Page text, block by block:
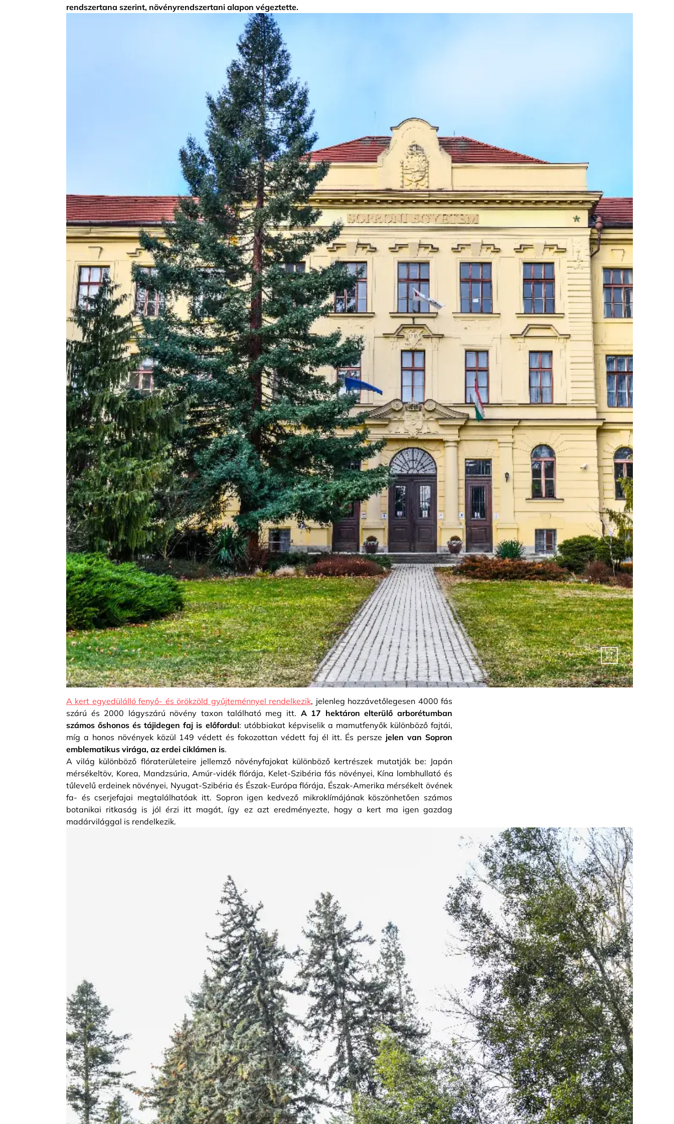
rendszertana szerint, növényrendszertani alapon végeztette.
A kert egyedülálló fenyő- és örökzöld gyűjteménnyel rendelkezik, jelenleg hozzávetőlegesen 4000 fás
szárú és 2000 lágyszárú növény taxon található meg itt. A 17 hektáron elterülő arborétumban
számos őshonos és tájidegen faj is előfordul: utóbbiakat képviselik a mamutfenyők különböző fajtái,
míg a honos növények közül 149 védett és fokozottan védett faj él itt. És persze jelen van Sopron
emblematikus virága, az erdei ciklámen is.
A világ különböző flóraterületeire jellemző növényfajokat különböző kertrészek mutatják be: Japán
mérsékeltöv, Korea, Mandzsúria, Amúr-vidék flórája, Kelet-Szibéria fás növényei, Kína lombhullató és
tűlevelű erdeinek növényei, Nyugat-Szibéria és Észak-Európa flórája, Észak-Amerika mérsékelt övének
fa- és cserjefajai megtalálhatóak itt. Sopron igen kedvező mikroklímájának köszönhetően számos
botanikai ritkaság is jól érzi itt magát, így ez azt eredményezte, hogy a kert ma igen gazdag
madárvilággal is rendelkezik.